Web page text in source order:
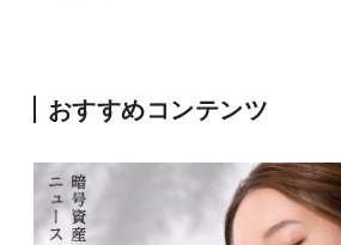
おすすめコンテンツ